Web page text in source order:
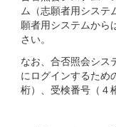
ム（志願者用システ
願者用システムから
さい。
なお、合否照会シス
にログインするため
桁）、受検番号（４